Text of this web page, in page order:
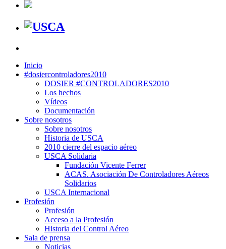
Inicio
#dosiercontroladores2010
DOSIER #CONTROLADORES2010
Los hechos
Vídeos
Documentación
Sobre nosotros
Sobre nosotros
Historia de USCA
2010 cierre del espacio aéreo
USCA Solidaria
Fundación Vicente Ferrer
ACAS. Asociación De Controladores Aéreos
Solidarios
USCA Internacional
Profesión
Profesión
Acceso a la Profesión
Historia del Control Aéreo
Sala de prensa
Noticias